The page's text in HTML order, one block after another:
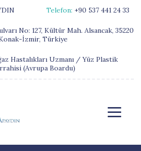
Telefon: +90 537 441 24 33
No: 127, Kültür Mah. Alsancak, 35220
İzmir, Türkiye
Hastalıkları Uzmanı / Yüz Plastik
(Avrupa Boardu)